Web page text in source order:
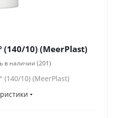
(140/10) (MeerPlast)
в наличии (201)
(140/10) (MeerPlast)